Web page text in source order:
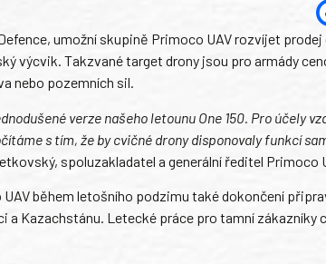
umožní skupině Primoco UAV rozvíjet
výcvik. Takzvané target drony jsou pro armády
nebo pozemních sil.
verze našeho letounu One 150. Pro účely
s tím, že by cvičné drony disponovaly funkcí
spoluzakladatel a generální ředitel Primoco
během letošního podzimu také dokončení
a Kazachstánu. Letecké práce pro tamní